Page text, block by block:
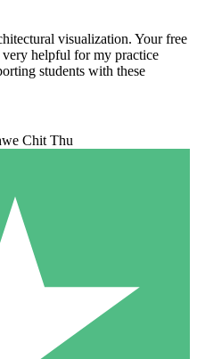
visualization. Your free
helpful for my practice
students with these
Chit Thu